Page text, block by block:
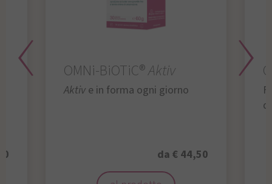
OMNi-BiOTiC®Aktiv
Aktiv e in forma ogni giorno
da € 44,50